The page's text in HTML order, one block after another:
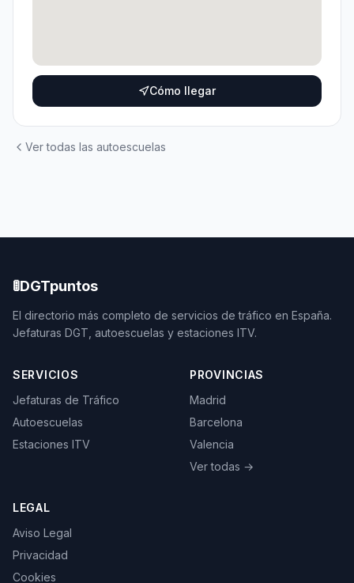
Cómo llegar
Ver todas las autoescuelas
🚦DGTpuntos
El directorio más completo de servicios de tráfico en España.
Jefaturas DGT, autoescuelas y estaciones ITV.
SERVICIOS
Jefaturas de Tráfico
Autoescuelas
Estaciones ITV
PROVINCIAS
Madrid
Barcelona
Valencia
Ver todas →
LEGAL
Aviso Legal
Privacidad
Cookies